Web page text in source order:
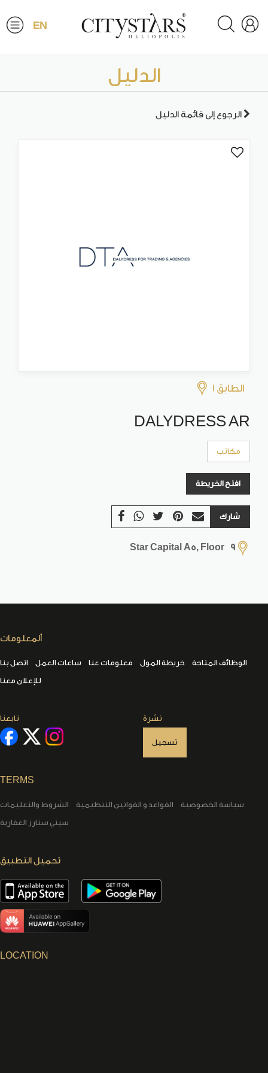
EN
الدليل
الرجوع إلى قائمة الدليل
الطابق 1
DALYDRESS AR
مكاتب
افتح الخريطة
شارك
Star Capital A5, Floor 9
ألمعلومات
اتصل بنا ساعات العمل معلومات عنا خريطة المول
الوظائف المتاحة
للإعلان معنا
تابعنا نشرة
تسجيل
TERMS
الشروط والتعليمات القواعد و القوانين التنظيمية
سياسة الخصوصية
سيتي ستارز العقارية
تحميل التطبيق
LOCATION